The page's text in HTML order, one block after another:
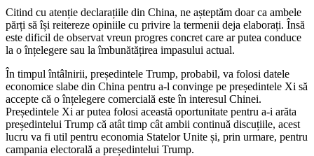
Citind cu atenție declarațiile din China, ne așteptăm doar ca ambele
părți să își reitereze opiniile cu privire la termenii deja elaborați. Însă
este dificil de observat vreun progres concret care ar putea conduce
la o înțelegere sau la îmbunătățirea impasului actual.
În timpul întâlnirii, președintele Trump, probabil, va folosi datele
economice slabe din China pentru a-l convinge pe președintele Xi să
accepte că o înțelegere comercială este în interesul Chinei.
Președintele Xi ar putea folosi această oportunitate pentru a-i arăta
președintelui Trump că atât timp cât ambii continuă discuțiile, acest
lucru va fi util pentru economia Statelor Unite și, prin urmare, pentru
campania electorală a președintelui Trump.